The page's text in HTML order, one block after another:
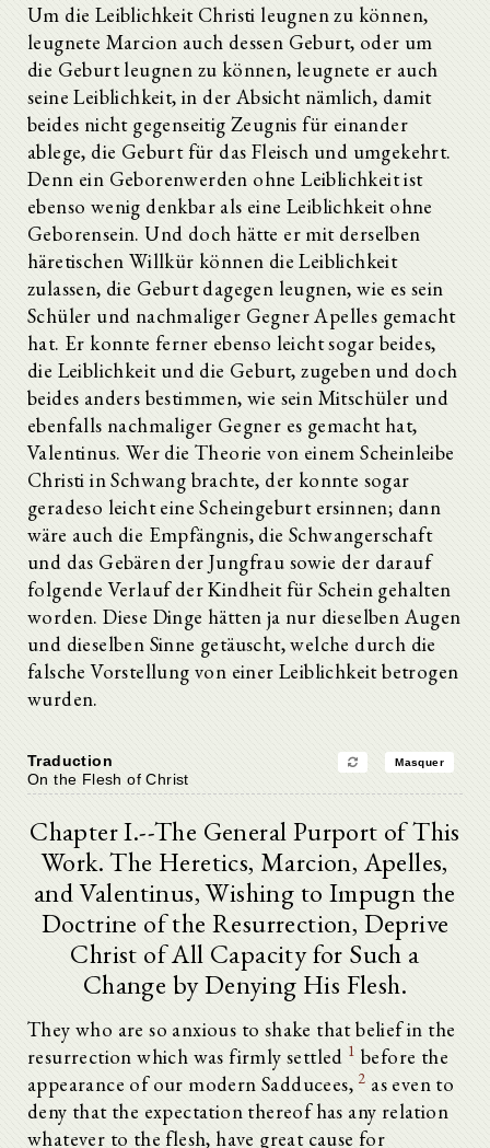
Um die Leiblichkeit Christi leugnen zu können,
leugnete Marcion auch dessen Geburt, oder um
die Geburt leugnen zu können, leugnete er auch
seine Leiblichkeit, in der Absicht nämlich, damit
beides nicht gegenseitig Zeugnis für einander
ablege, die Geburt für das Fleisch und umgekehrt.
Denn ein Geborenwerden ohne Leiblichkeit ist
ebenso wenig denkbar als eine Leiblichkeit ohne
Geborensein. Und doch hätte er mit derselben
häretischen Willkür können die Leiblichkeit
zulassen, die Geburt dagegen leugnen, wie es sein
Schüler und nachmaliger Gegner Apelles gemacht
hat. Er konnte ferner ebenso leicht sogar beides,
die Leiblichkeit und die Geburt, zugeben und doch
beides anders bestimmen, wie sein Mitschüler und
ebenfalls nachmaliger Gegner es gemacht hat,
Valentinus. Wer die Theorie von einem Scheinleibe
Christi in Schwang brachte, der konnte sogar
geradeso leicht eine Scheingeburt ersinnen; dann
wäre auch die Empfängnis, die Schwangerschaft
und das Gebären der Jungfrau sowie der darauf
folgende Verlauf der Kindheit für Schein gehalten
worden. Diese Dinge hätten ja nur dieselben Augen
und dieselben Sinne getäuscht, welche durch die
falsche Vorstellung von einer Leiblichkeit betrogen
wurden.
Traduction Masquer
On the Flesh of Christ
Chapter I.--The General Purport of This
Work. The Heretics, Marcion, Apelles,
and Valentinus, Wishing to Impugn the
Doctrine of the Resurrection, Deprive
Christ of All Capacity for Such a
Change by Denying His Flesh.
They who are so anxious to shake that belief in the
resurrection which was firmly settled 1 before the
appearance of our modern Sadducees, 2 as even to
deny that the expectation thereof has any relation
whatever to the flesh, have great cause for